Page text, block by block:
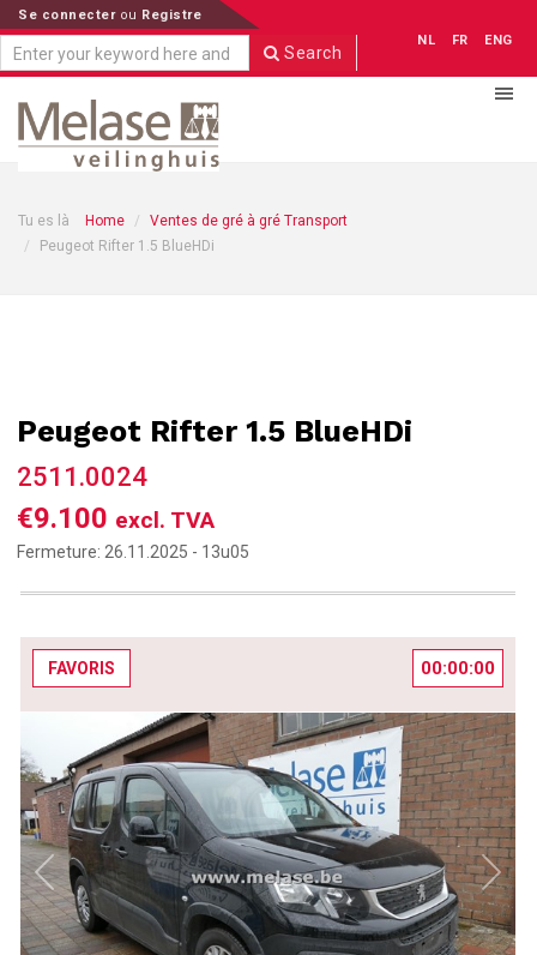
Se connecter ou Registre
Search
NL FR ENG
Tu es là Home
Ventes de gré à gré Transport
Peugeot Rifter 1.5 BlueHDi
Peugeot Rifter 1.5 BlueHDi
2511.0024
€9.100 excl. TVA
Fermeture: 26.11.2025 - 13u05
FAVORIS 00:00:00